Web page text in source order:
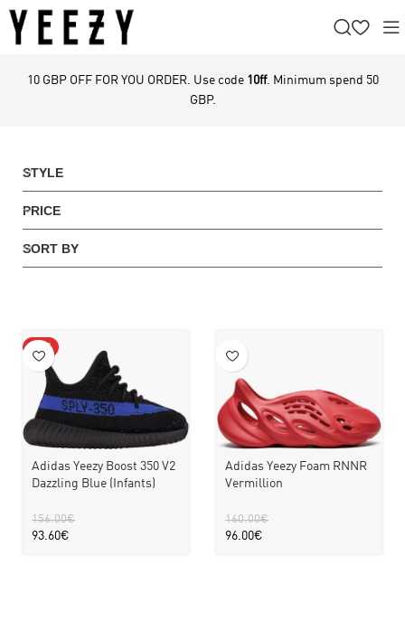
10 GBP OFF FOR YOU ORDER. Use code 10ff. Minimum spend 50
GBP.
STYLE
PRICE
SORT BY
Adidas Yeezy Boost 350 V2
Dazzling Blue (Infants)
156.00€
93.60€
Adidas Yeezy Foam RNNR
Vermillion
160.00€
96.00€